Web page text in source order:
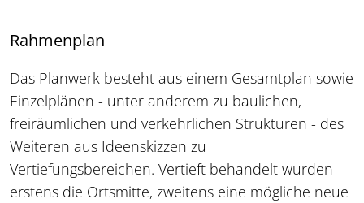
Rahmenplan
Das Planwerk besteht aus einem Gesamtplan sowie
Einzelplänen - unter anderem zu baulichen,
freiräumlichen und verkehrlichen Strukturen - des
Weiteren aus Ideenskizzen zu
Vertiefungsbereichen. Vertieft behandelt wurden
erstens die Ortsmitte, zweitens eine mögliche neue